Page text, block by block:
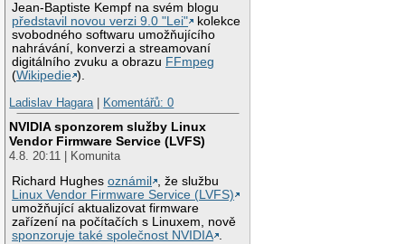
Jean-Baptiste Kempf na svém blogu
představil novou verzi 9.0 "Lei"
kolekce
svobodného softwaru umožňujícího
nahrávání, konverzi a streamovaní
digitálního zvuku a obrazu FFmpeg
(Wikipedie ).
Ladislav Hagara| Komentářů: 0
NVIDIA sponzorem služby Linux
Vendor Firmware Service (LVFS)
4.8. 20:11 | Komunita
Richard Hughesoznámil
, že službu
Linux Vendor Firmware Service (LVFS)
umožňující aktualizovat firmware
zařízení na počítačích s Linuxem, nově
sponzoruje také společnost NVIDIA .